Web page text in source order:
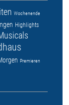
Wochenende
Highlights
Premieren